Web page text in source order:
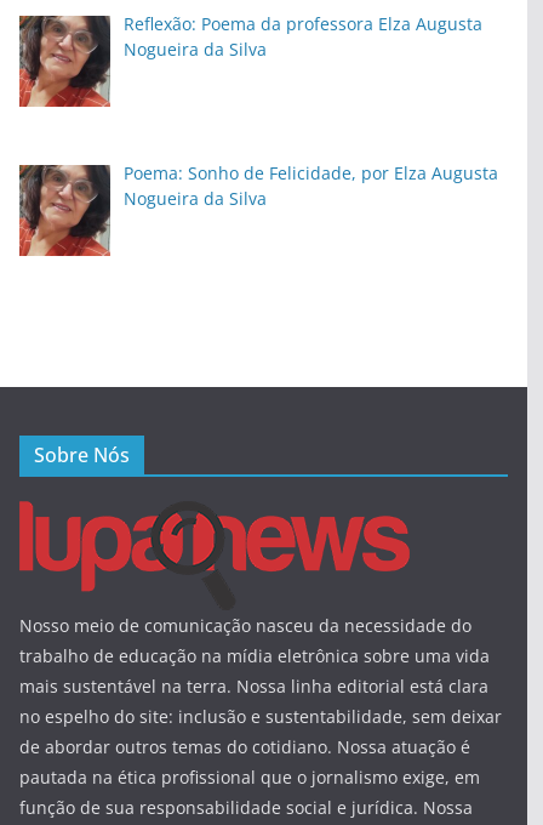
Reflexão: Poema da professora Elza Augusta
Nogueira da Silva
Poema: Sonho de Felicidade, por Elza Augusta
Nogueira da Silva
Sobre Nós
Nosso meio de comunicação nasceu da necessidade do
trabalho de educação na mídia eletrônica sobre uma vida
mais sustentável na terra. Nossa linha editorial está clara
no espelho do site: inclusão e sustentabilidade, sem deixar
de abordar outros temas do cotidiano. Nossa atuação é
pautada na ética profissional que o jornalismo exige, em
função de sua responsabilidade social e jurídica. Nossa